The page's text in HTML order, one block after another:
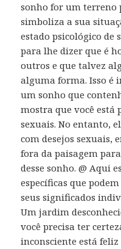
sonho for um terreno
simboliza a sua
estado psicológico de
para lhe dizer que é
outros e que talvez
alguma forma. Isso é
um sonho que
mostra que você está
sexuais. No entanto,
com desejos sexuais,
fora da paisagem
desse sonho. @ Aqui
específicas que
seus significados
Um jardim
você precisa ter
inconsciente está